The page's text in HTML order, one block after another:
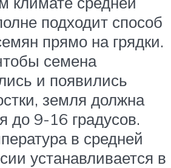
подходит способ
прямо на грядки.
семена
и появились
земля должна
до 9-16 градусов.
в средней
устанавливается в